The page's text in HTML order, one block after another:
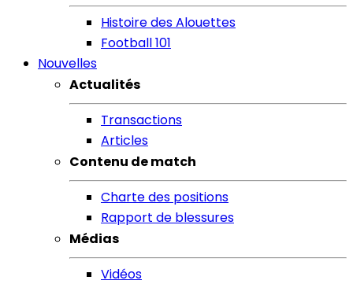
Histoire des Alouettes
Football 101
Nouvelles
Actualités
Transactions
Articles
Contenu de match
Charte des positions
Rapport de blessures
Médias
Vidéos